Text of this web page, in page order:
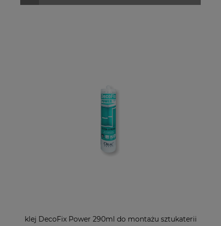
klej DecoFix Power 290ml do montażu sztukaterii